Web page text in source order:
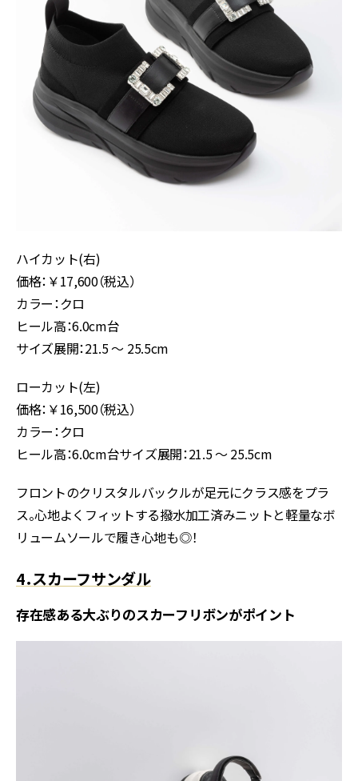
ハイカット(右)
価格：￥17,600（税込）
カラー：クロ
ヒール高：6.0cm台
サイズ展開：21.5 ～ 25.5cm
ローカット(左)
価格：￥16,500（税込）
カラー：クロ
ヒール高：6.0cm台サイズ展開：21.5 ～ 25.5cm
フロントのクリスタルバックルが足元にクラス感をプラ
ス。心地よくフィットする撥水加工済みニットと軽量なボ
リュームソールで履き心地も◎！
4．スカーフサンダル
存在感ある大ぶりのスカーフリボンがポイント